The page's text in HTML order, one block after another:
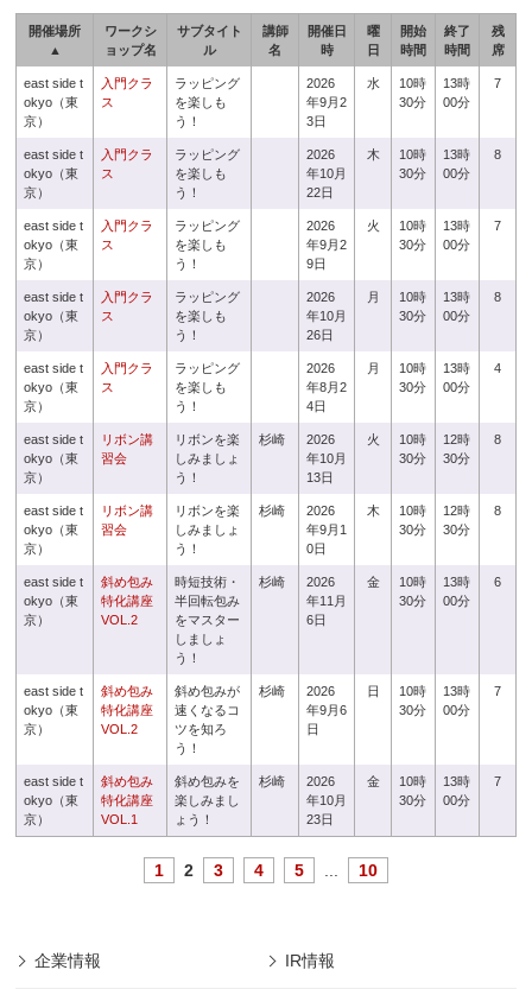
開催場所
▲
ワークシ
ョップ名
サブタイト
ル
講師
名
開催日
時
曜
日
開始
時間
終了
時間
残
席
east side t
okyo（東
京）
入門クラ
ス
ラッピング
を楽しも
う！
2026
年9月2
3日
水
10時
30分
13時
00分
7
east side t
okyo（東
京）
入門クラ
ス
ラッピング
を楽しも
う！
2026
年10月
22日
木
10時
30分
13時
00分
8
east side t
okyo（東
京）
入門クラ
ス
ラッピング
を楽しも
う！
2026
年9月2
9日
火
10時
30分
13時
00分
7
east side t
okyo（東
京）
入門クラ
ス
ラッピング
を楽しも
う！
2026
年10月
26日
月
10時
30分
13時
00分
8
east side t
okyo（東
京）
入門クラ
ス
ラッピング
を楽しも
う！
2026
年8月2
4日
月
10時
30分
13時
00分
4
east side t
okyo（東
京）
リボン講
習会
リボンを楽
しみましょ
う！
杉崎
2026
年10月
13日
火
10時
30分
12時
30分
8
east side t
okyo（東
京）
リボン講
習会
リボンを楽
しみましょ
う！
杉崎
2026
年9月1
0日
木
10時
30分
12時
30分
8
east side t
okyo（東
京）
斜め包み
特化講座
VOL.2
時短技術・
半回転包み
をマスター
しましょ
う！
杉崎
2026
年11月
6日
金
10時
30分
13時
00分
6
east side t
okyo（東
京）
斜め包み
特化講座
VOL.2
斜め包みが
速くなるコ
ツを知ろ
う！
杉崎
2026
年9月6
日
日
10時
30分
13時
00分
7
east side t
okyo（東
京）
斜め包み
特化講座
VOL.1
斜め包みを
楽しみまし
ょう！
杉崎
2026
年10月
23日
金
10時
30分
13時
00分
7
1 2 3 4 5 10
企業情報 IR情報